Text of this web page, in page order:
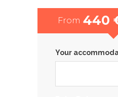
From 440
Your